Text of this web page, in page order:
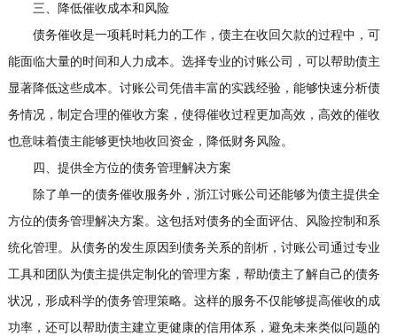
三、降低催收成本和风险
债务催收是一项耗时耗力的工作，债主在收回欠款的过程中，可
能面临大量的时间和人力成本。选择专业的讨账公司，可以帮助债主
显著降低这些成本。讨账公司凭借丰富的实践经验，能够快速分析债
务情况，制定合理的催收方案，使得催收过程更加高效，高效的催收
也意味着债主能够更快地收回资金，降低财务风险。
四、提供全方位的债务管理解决方案
除了单一的债务催收服务外，浙江讨账公司还能够为债主提供全
方位的债务管理解决方案。这包括对债务的全面评估、风险控制和系
统化管理。从债务的发生原因到债务关系的剖析，讨账公司通过专业
工具和团队为债主提供定制化的管理方案，帮助债主了解自己的债务
状况，形成科学的债务管理策略。这样的服务不仅能够提高催收的成
功率，还可以帮助债主建立更健康的信用体系，避免未来类似问题的